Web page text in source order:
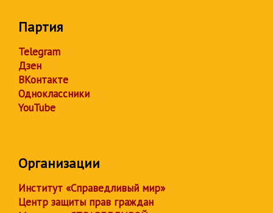
Партия
Telegram
Дзен
ВКонтакте
Одноклассники
YouTube
Организации
Институт «Справедливый мир»
Центр защиты прав граждан